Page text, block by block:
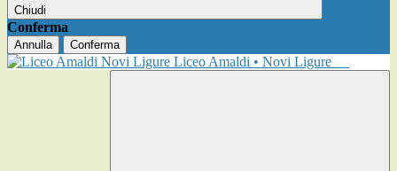
Chiudi
Conferma
Annulla Conferma
Liceo Amaldi • Novi Ligure